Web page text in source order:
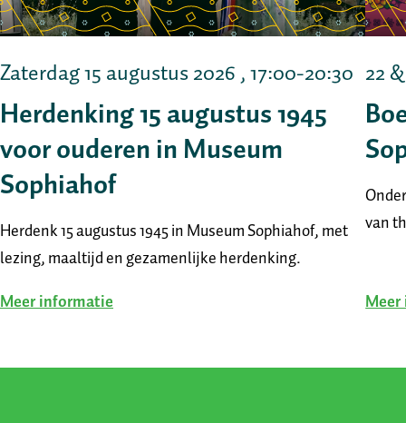
Zaterdag 15 augustus 2026 , 17:00-20:30
Herdenking 15 augustus 1945
voor ouderen in Museum
Sophiahof
Herdenk 15 augustus 1945 in Museum Sophiahof, met
lezing, maaltijd en gezamenlijke herdenking.
Meer informatie
22
van